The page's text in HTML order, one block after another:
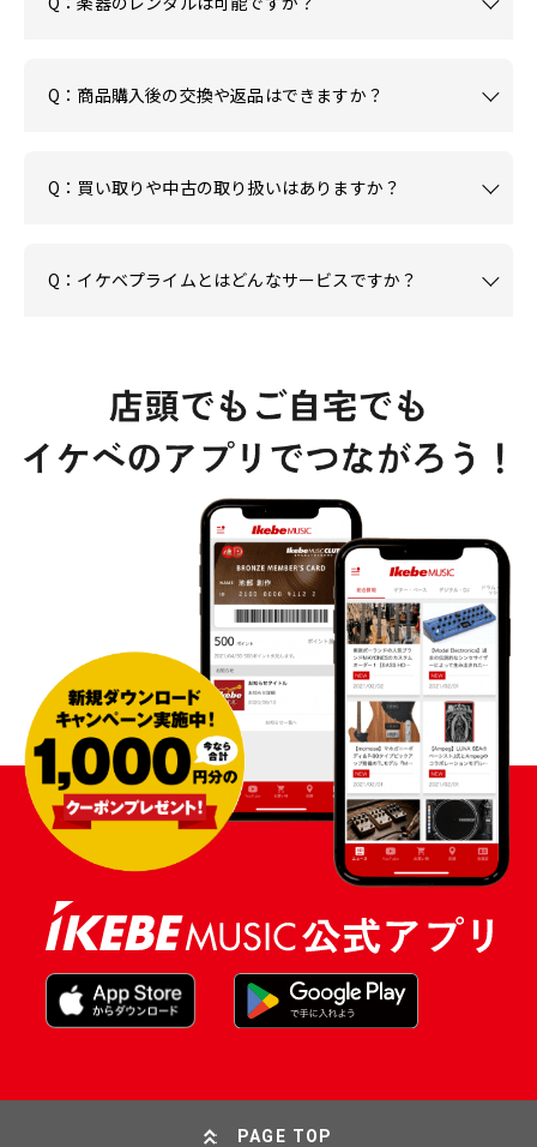
Q：商品購入後の交換や返品はできますか？
Q：買い取りや中古の取り扱いはありますか？
Q：イケベプライムとはどんなサービスですか？
PAGE TOP